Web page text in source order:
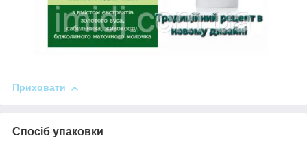
Приховати
Спосіб упаковки